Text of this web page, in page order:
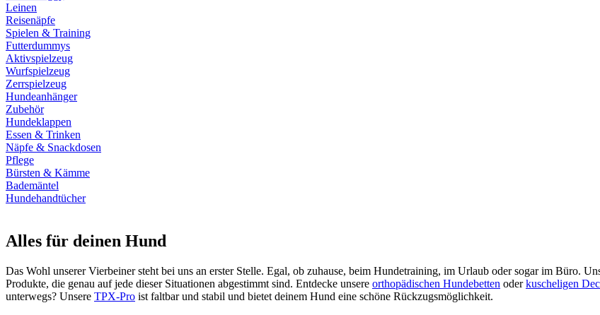
Leinen
Reisenäpfe
Spielen & Training
Futterdummys
Aktivspielzeug
Wurfspielzeug
Zerrspielzeug
Hundeanhänger
Zubehör
Hundeklappen
Essen & Trinken
Näpfe & Snackdosen
Pflege
Bürsten & Kämme
Bademäntel
Hundehandtücher
Alles für deinen Hund
Das Wohl unserer Vierbeiner steht bei uns an erster Stelle. Egal, ob zuhause, beim Hundetraining, im Urlaub oder sogar im Büro.
Produkte, die genau auf jede dieser Situationen abgestimmt sind. Entdecke unsere orthopädischen Hundebetten oderkuscheligen
unterwegs? Unsere TPX-Pro ist faltbar und stabil und bietet deinem Hund eine schöne Rückzugsmöglichkeit.